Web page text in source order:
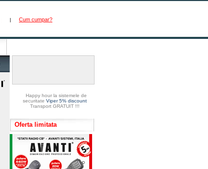
| Cum cumpar?
Happy hour la sistemele de
securitate Viper 5% discount
Transport GRATUIT !!!
Oferta limitata